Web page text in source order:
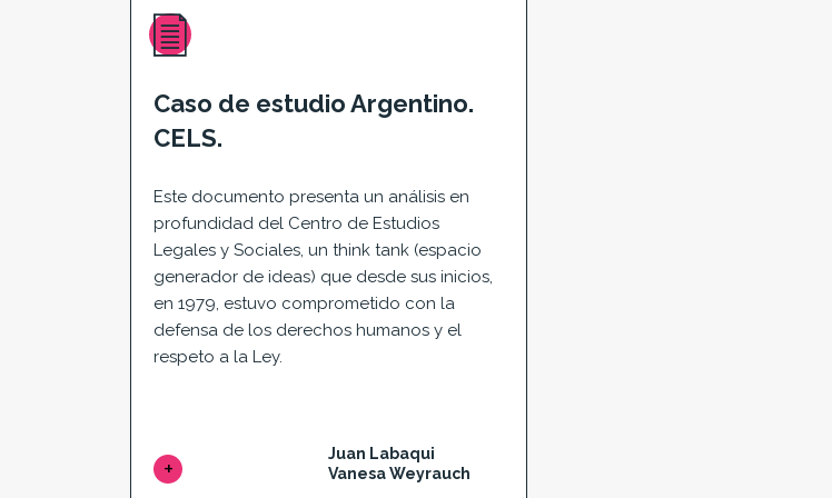
Caso de estudio Argentino.
CELS.
Este documento presenta un análisis en
profundidad del Centro de Estudios
Legales y Sociales, un think tank (espacio
generador de ideas) que desde sus inicios,
en 1979, estuvo comprometido con la
defensa de los derechos humanos y el
respeto a la Ley.
Juan Labaqui
Vanesa Weyrauch